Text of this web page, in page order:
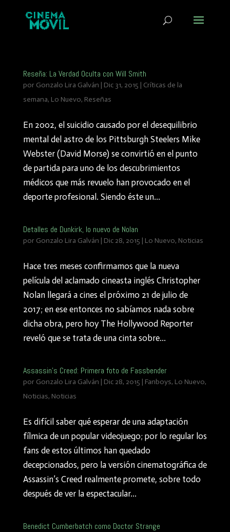
Reseña: La Verdad Oculta con Will Smith
por Gonzalo Lira Galván | Dic 31, 2015 | Críticas de la
semana, Lo Nuevo, Reseñas
En 2002, el suicidio causado por el desequilibrio
mental del astro de los Pittsburgh Steelers Mike
Webster (David Morse) se convirtió en el punto
de partida para uno de los descubrimientos
médicos que más revuelo han provocado en el
deporte profesional. Siendo éste un...
Detalles de Dunkirk, lo nuevo de Nolan
por Gonzalo Lira Galván | Dic 28, 2015 | Lo Nuevo, Noticias
Hace tres meses confirmamos que la nueva
película del aclamado cineasta inglés Christopher
Nolan llegará a cines el próximo 21 de julio de
2017; en ese entonces no sabíamos nada sobre
dicha obra, pero hoy The Hollywood Reporter
reveló que se trata de una cinta sobre...
Assassin's Creed: Primera foto de Fassbender
por Gonzalo Lira Galván | Dic 28, 2015 | Fanboys, Lo Nuevo,
Noticias, Noticias
Es difícil saber qué esperar de una adaptación
fílmica de un popular videojuego; por lo regular los
fans de estos últimos han quedado
decepcionados, pero la versión cinematográfica de
Assassin’s Creed realmente promete, sobre todo
después de ver la espectacular...
Benedict Cumberbatch como Doctor Strange